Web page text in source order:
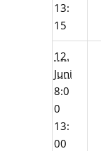
13:
15
12.
Juni
8:0
0
13:
00